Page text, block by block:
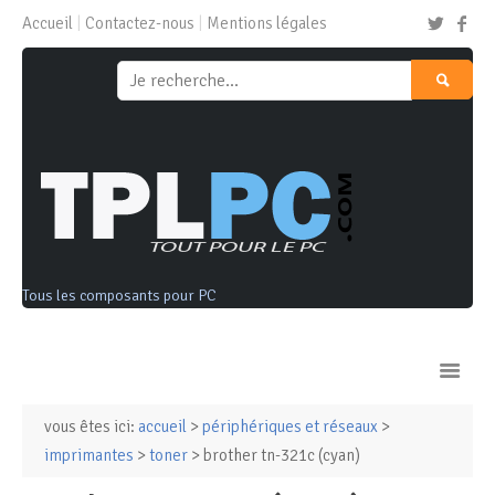
Accueil Contactez-nous Mentions légales
Tous les composants pour PC
Ordinateurs & Tablettes
Composants
vous êtes ici: accueil > périphériques et réseaux >
imprimantes > toner > brother tn-321c (cyan)